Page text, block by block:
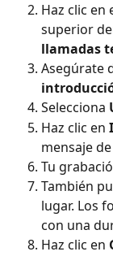
Haz clic en
superior
llamadas
Asegúrate
Selecciona
Haz clic en
mensaje
Tu
También
lugar. Los
con una
Haz clic en